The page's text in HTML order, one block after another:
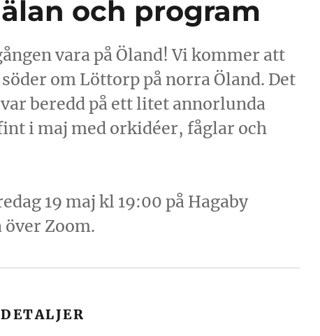
och program
vara på Öland! Vi kommer att
om Löttorp på norra Öland. Det
beredd på ett litet annorlunda
i maj med orkidéer, fåglar och
19 maj kl 19:00 på Hagaby
Zoom.